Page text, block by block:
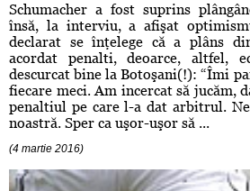
Schumacher a fost suprins
însă, la interviu, a afişat
declarat se înţelege că a plâns
acordat penalti, deoarce, altfel,
descurcat bine la Botoşani(!): “Îmi
fiecare meci. Am incercat să jucăm,
penaltiul pe care l-a dat arbitrul.
noastră. Sper ca uşor-uşor să ...
(4 martie 2016)